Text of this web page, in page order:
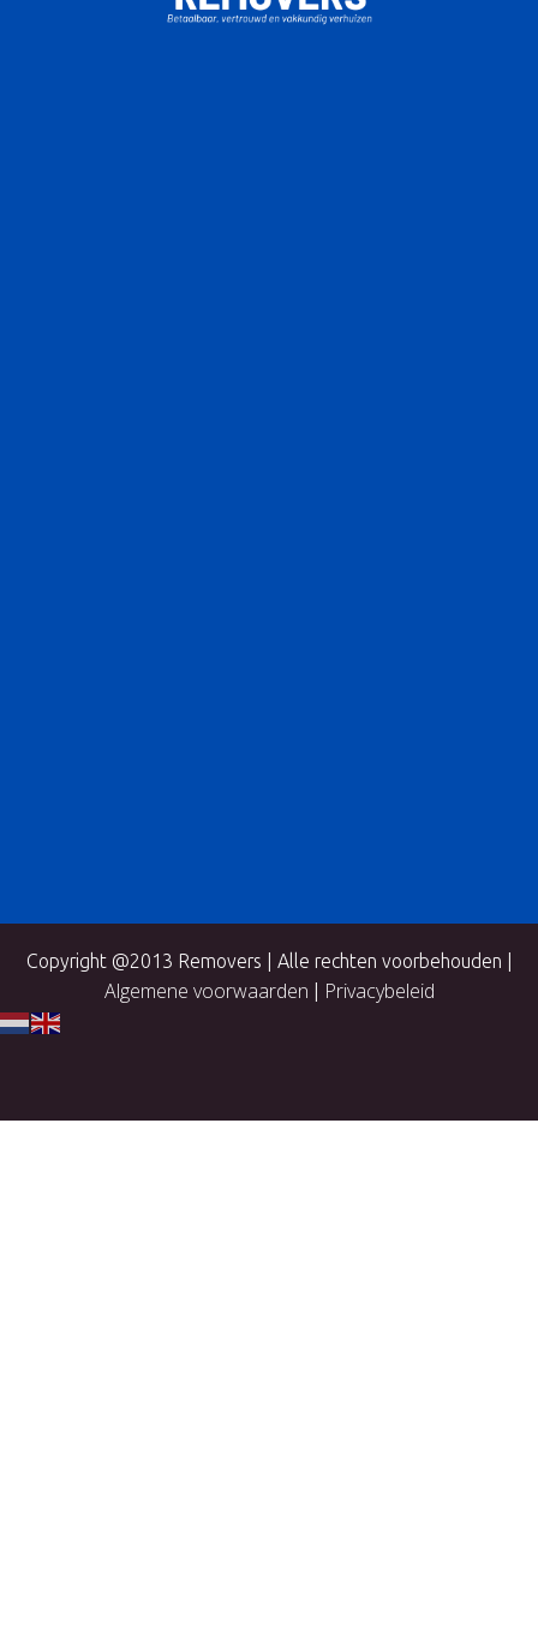
Copyright @2013 Removers | Alle rechten voorbehouden |
Algemene voorwaarden Privacybeleid